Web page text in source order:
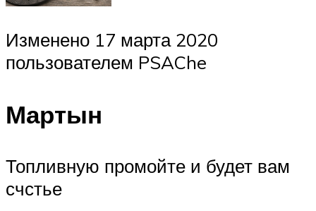
Изменено 17 марта 2020
пользователем PSAChe
Мартын
Топливную промойте и будет вам
счстье